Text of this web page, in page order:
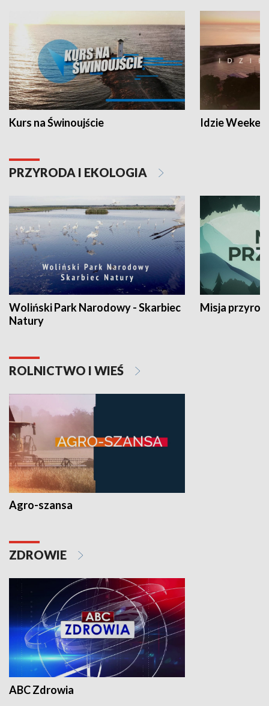
Kurs na Świnoujście Idzie
PRZYRODA I EKOLOGIA
Woliński Park Narodowy - Skarbiec
Natury
Misja
ROLNICTWO I WIEŚ
Agro-szansa
ZDROWIE
ABC Zdrowia